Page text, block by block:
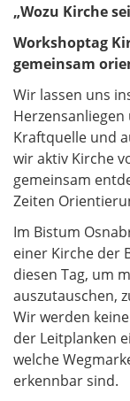
„Wozu Kirche
Workshoptag
gemeinsam
Wir lassen uns
Kraftquelle und
wir aktiv Kirche
gemeinsam
Zeiten
Im Bistum
einer Kirche der
diesen Tag, um
auszutauschen,
Wir werden
der Leitplanken
welche
erkennbar sind.